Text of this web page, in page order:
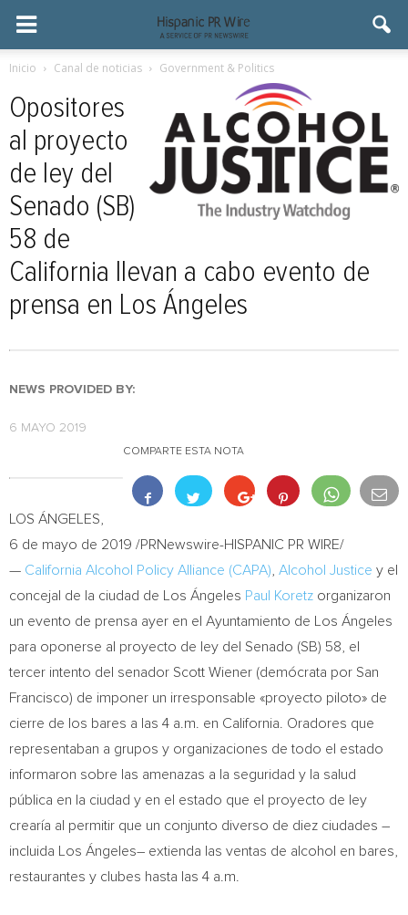
Inicio Canal de noticias Government & Politics
Opositores
al proyecto
de ley del
Senado (SB)
58 de
California llevan a cabo evento de
prensa en Los Ángeles
NEWS PROVIDED BY:
6 MAYO 2019
COMPARTE ESTA NOTA
LOS ÁNGELES,
6 de mayo de 2019 /PRNewswire-HISPANIC PR WIRE/
— California Alcohol Policy Alliance (CAPA) Alcohol Justice y el
concejal de la ciudad de Los Ángeles Paul Koretz organizaron
un evento de prensa ayer en el Ayuntamiento de Los Ángeles
para oponerse al proyecto de ley del Senado (SB) 58, el
tercer intento del senador Scott Wiener (demócrata por San
Francisco) de imponer un irresponsable «proyecto piloto» de
cierre de los bares a las 4 a.m. en California . Oradores que
representaban a grupos y organizaciones de todo el estado
informaron sobre las amenazas a la seguridad y la salud
pública en la ciudad y en el estado que el proyecto de ley
crearía al permitir que un conjunto diverso de diez ciudades –
incluida Los Ángeles– extienda las ventas de alcohol en bares,
restaurantes y clubes hasta las 4 a.m.